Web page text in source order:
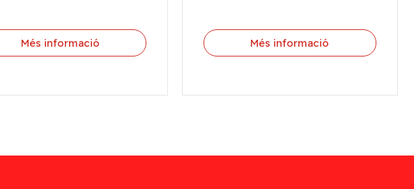
Més informació Més informació